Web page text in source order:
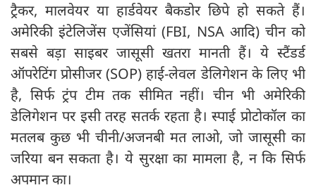
ट्रैकर, मालवेयर या हार्डवेयर बैकडोर छिपे हो सकते हैं।
अमेरिकी इंटेलिजेंस एजेंसियां (FBI, NSA आदि) चीन को
सबसे बड़ा साइबर जासूसी खतरा मानती हैं। ये स्टैंडर्ड
ऑपरेटिंग प्रोसीजर (SOP) हाई-लेवल डेलिगेशन के लिए भी
है, सिर्फ ट्रंप टीम तक सीमित नहीं। चीन भी अमेरिकी
डेलिगेशन पर इसी तरह सतर्क रहता है। स्पाई प्रोटोकॉल का
मतलब कुछ भी चीनी/अजनबी मत लाओ, जो जासूसी का
जरिया बन सकता है। ये सुरक्षा का मामला है, न कि सिर्फ
अपमान का।